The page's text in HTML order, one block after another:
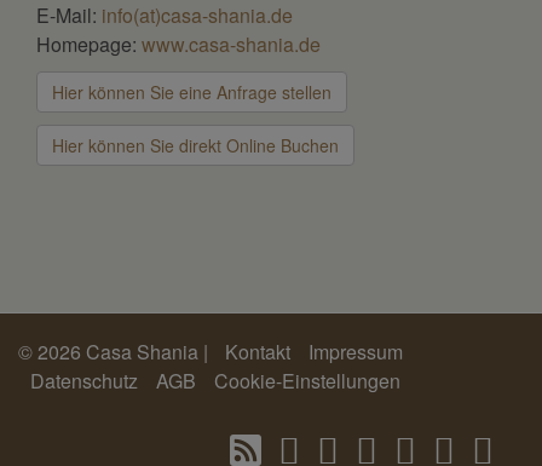
E-Mail: info(at)casa-shania.de
Homepage: www.casa-shania.de
Hier können Sie eine Anfrage stellen
Hier können Sie direkt Online Buchen
© 2026 Casa Shania | Kontakt
Impressum
Datenschutz
AGB Cookie-Einstellungen